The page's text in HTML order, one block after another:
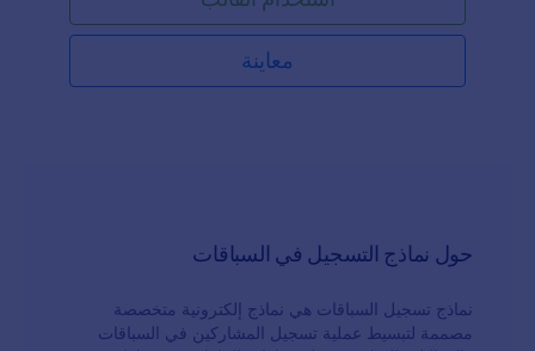
معاينة
حول نماذج التسجيل في السباقات
نماذج تسجيل السباقات هي نماذج إلكترونية متخصصة
مصممة لتبسيط عملية تسجيل المشاركين في السباقات